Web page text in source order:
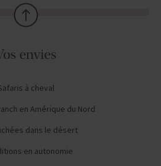
envies
à cheval
en Amérique du Nord
dans le désert
en autonomie